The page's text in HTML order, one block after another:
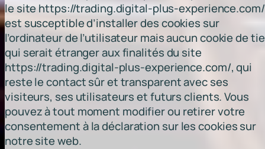
le site https://trading.digital-plus-experience.com/
est susceptible d’installer des cookies sur
l’ordinateur de l’utilisateur mais aucun cookie de
qui serait étranger aux finalités du site
https://trading.digital-plus-experience.com/, qui
reste le contact sûr et transparent avec ses
visiteurs, ses utilisateurs et futurs clients. Vous
pouvez à tout moment modifier ou retirer votre
consentement à la déclaration sur les cookies sur
notre site web.